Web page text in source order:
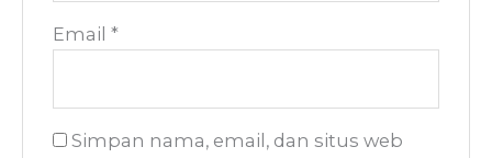
Email*
Simpan nama, email, dan situs web